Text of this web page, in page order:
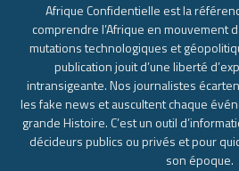
Afrique Confidentielle est la
comprendre l’Afrique en mouvement
mutations technologiques et
publication jouit d’une liberté
intransigeante. Nos journalistes
les fake news et auscultent chaque
grande Histoire. C’est un outil
décideurs publics ou privés et pour
son époque.